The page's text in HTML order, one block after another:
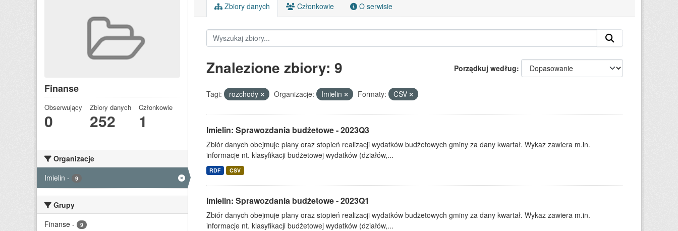
Finanse
Obserwujący
0
Zbiory danych
252
Członkowie
1
Organizacje
Imielin - 9
Grupy
Finanse - 9
Zbiory danych Członkowie O serwisie
Porządkuj według
Znalezione zbiory: 9
Tagi: rozchody Organizacje: Imielin Formaty: CSV
Imielin: Sprawozdania budżetowe - 2023Q3
Zbiór danych obejmuje plany oraz stopień realizacji wydatków budżetowych gminy za dany kwartał. Wykaz zawiera m.in.
informacje nt. klasyfikacji budżetowej wydatków (działów,...
RDF CSV
Imielin: Sprawozdania budżetowe - 2023Q1
Zbiór danych obejmuje plany oraz stopień realizacji wydatków budżetowych gminy za dany kwartał. Wykaz zawiera m.in.
informacje nt. klasyfikacji budżetowej wydatków (działów,...